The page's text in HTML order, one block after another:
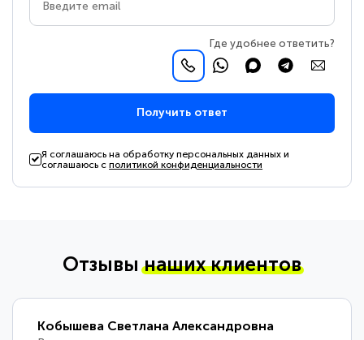
Где удобнее ответить?
Получить ответ
Я соглашаюсь на обработку персональных данных и
соглашаюсь сполитикой конфиденциальности
Отзывынаших клиентов
Кобышева Светлана Александровна